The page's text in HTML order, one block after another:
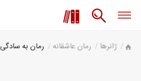
ژانرها رمان عاشقانه رمان به سادگی